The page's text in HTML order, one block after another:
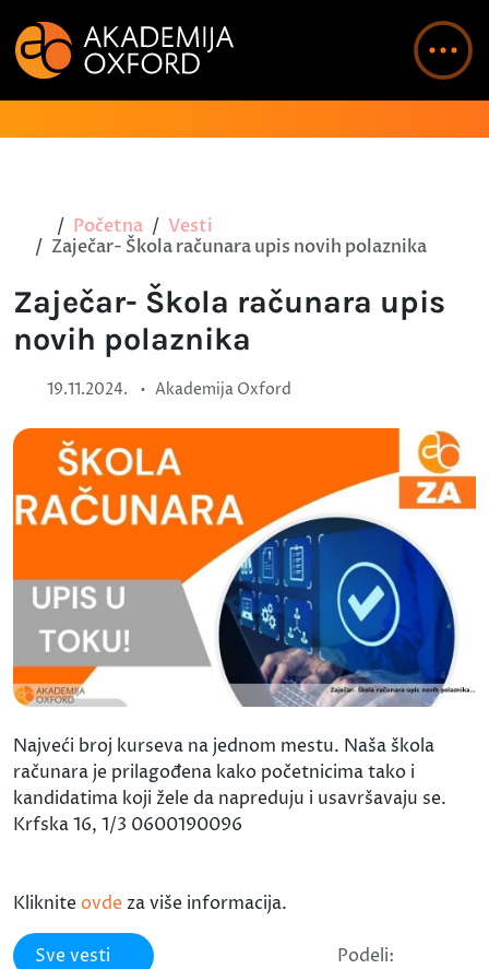
Početna
Vesti
Zaječar- Škola računara upis novih polaznika
Zaječar- Škola računara upis
novih polaznika
19.11.2024. • Akademija Oxford
Najveći broj kurseva na jednom mestu. Naša škola
računara je prilagođena kako početnicima tako i
kandidatima koji žele da napreduju i usavršavaju se.
Krfska 16, 1/3 0600190096
Kliknite ovde za više informacija.
Sve vesti Podeli: